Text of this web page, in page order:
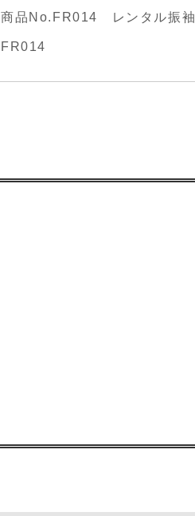
商品No.FR014 レンタル振袖
FR014